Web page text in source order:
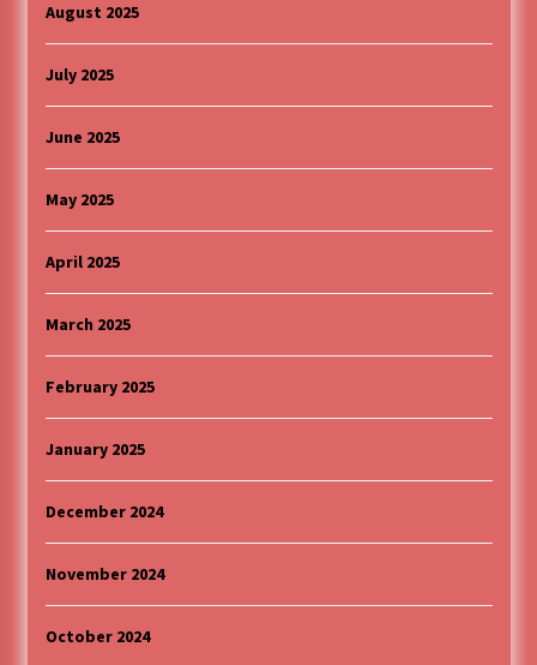
August 2025
July 2025
June 2025
May 2025
April 2025
March 2025
February 2025
January 2025
December 2024
November 2024
October 2024